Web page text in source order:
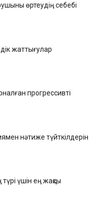
өртеудің себебі
жаттығулар
прогрессивті
нәтиже түйткілдерін
үшін ең жақсы